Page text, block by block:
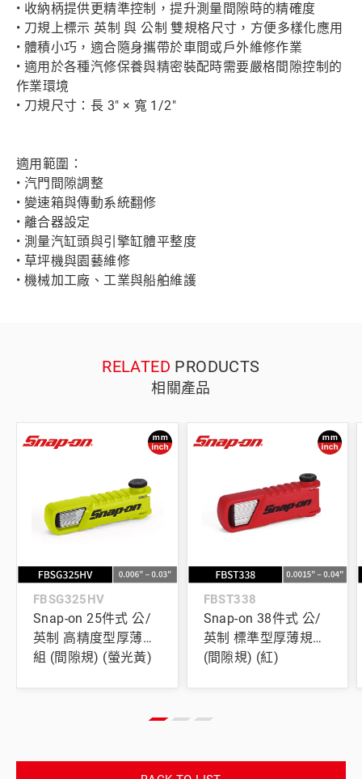
• 收納柄提供更精準控制，提升測量間隙時的精確度
• 刀規上標示 英制 與 公制 雙規格尺寸，方便多樣化應用
• 體積小巧，適合隨身攜帶於車間或戶外維修作業
• 適用於各種汽修保養與精密裝配時需要嚴格間隙控制的
作業環境
• 刀規尺寸：長 3" × 寬 1/2"
適用範圍：
• 汽門間隙調整
• 變速箱與傳動系統翻修
• 離合器設定
• 測量汽缸頭與引擎缸體平整度
• 草坪機與園藝維修
• 機械加工廠、工業與船舶維護
RELATED PRODUCTS
相關產品
FBSG325HV
Snap-on 25件式 公/
英制 高精度型厚薄規
組 (間隙規) (螢光黃)
FBST338
Snap-on 38件式 公/
英制 標準型厚薄規組
(間隙規) (紅)